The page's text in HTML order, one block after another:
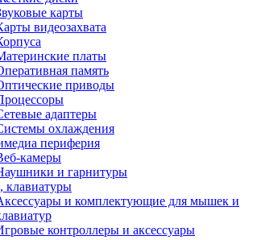
карты
видеозахвата
платы
память
приводы
адаптеры
охлаждения
периферия
камеры
и гарнитуры
и комплектующие для мышек и
контроллеры и аксессуары